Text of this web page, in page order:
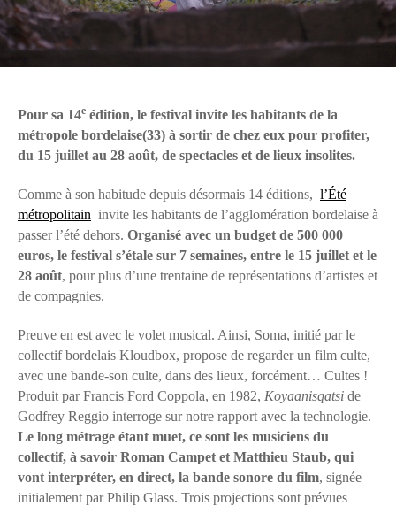
Pour sa 14e édition, le festival invite les habitants de la
métropole bordelaise(33) à sortir de chez eux pour profiter,
du 15 juillet au 28 août, de spectacles et de lieux insolites.
Comme à son habitude depuis désormais 14 éditions, l’Été
métropolitain invite les habitants de l’agglomération bordelaise à
passer l’été dehors. Organisé avec un budget de 500 000
euros, le festival s’étale sur 7 semaines, entre le 15 juillet et le
28 août, pour plus d’une trentaine de représentations d’artistes et
de compagnies.
Preuve en est avec le volet musical. Ainsi, Soma, initié par le
collectif bordelais Kloudbox, propose de regarder un film culte,
avec une bande-son culte, dans des lieux, forcément… Cultes !
Produit par Francis Ford Coppola, en 1982, Koyaanisqatsi de
Godfrey Reggio interroge sur notre rapport avec la technologie.
Le long métrage étant muet, ce sont les musiciens du
collectif, à savoir Roman Campet et Matthieu Staub, qui
vont interpréter, en direct, la bande sonore du film, signée
initialement par Philip Glass. Trois projections sont prévues